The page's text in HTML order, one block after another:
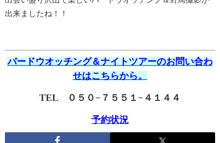
出来ましたね！！
バードウオッチング＆ナイトツアーのお問い合わ
せはこちらから。
TEL ０５０−７５５１−４１４４
予約状況